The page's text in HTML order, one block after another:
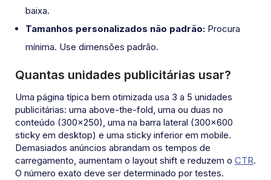
baixa.
Tamanhos personalizados não padrão: Procura
mínima. Use dimensões padrão.
Quantas unidades publicitárias usar?
Uma página típica bem otimizada usa 3 a 5 unidades
publicitárias: uma above-the-fold, uma ou duas no
conteúdo (300×250), uma na barra lateral (300×600
sticky em desktop) e uma sticky inferior em mobile.
Demasiados anúncios abrandam os tempos de
carregamento, aumentam o layout shift e reduzem o CTR.
O número exato deve ser determinado por testes.